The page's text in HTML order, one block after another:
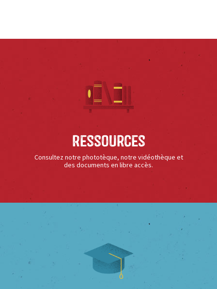
Ressources
Consultez notre phototèque, notre vidéothèque et
des documents en libre accès.